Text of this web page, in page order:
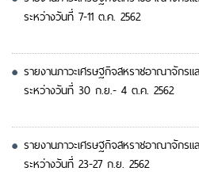
ระหว่างวันที่ 7-11 ต.ค. 2562
รายงานภาวะเศรษฐกิจสหราชอาณาจักร
ระหว่างวันที่ 30 ก.ย.- 4 ต.ค. 2562
รายงานภาวะเศรษฐกิจสหราชอาณาจักร
ระหว่างวันที่ 23-27 ก.ย. 2562